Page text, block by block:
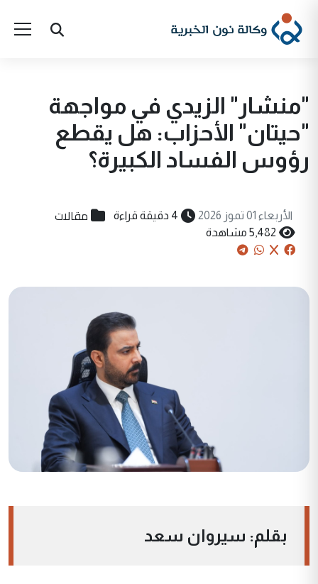
"منشار" الزيدي في مواجهة
"حيتان" الأحزاب: هل يقطع
رؤوس الفساد الكبيرة؟
الأربعاء 01 تموز 2026 4 دقيقة قراءة مقالات
5,482 مشاهدة
بقلم: سيروان سعد